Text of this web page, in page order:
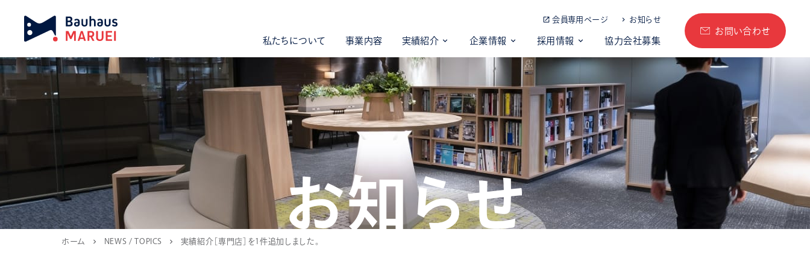
会員専用ページ お知らせ
私たちについて 事業内容 実績紹介 企業情報 採用情報 協力会社募集
お問い合わせ
お知らせ
ホーム chevron_right NEWS / TOPICS chevron_right 実績紹介［専門店］を1件追加しました。